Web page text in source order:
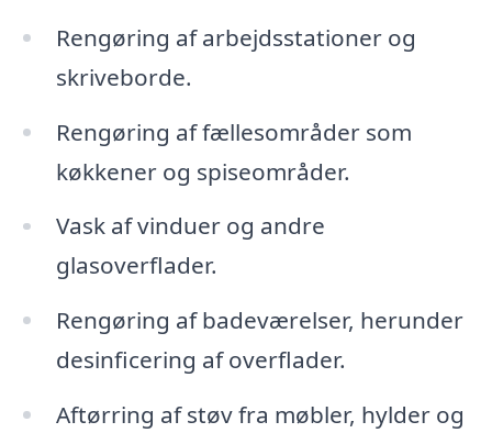
Rengøring af arbejdsstationer og
skriveborde.
Rengøring af fællesområder som
køkkener og spiseområder.
Vask af vinduer og andre
glasoverflader.
Rengøring af badeværelser, herunder
desinficering af overflader.
Aftørring af støv fra møbler, hylder og